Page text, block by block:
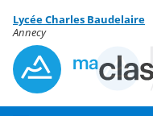
Menu de la rubrique
Contenu
Lycée Charles Baudelaire
Annecy